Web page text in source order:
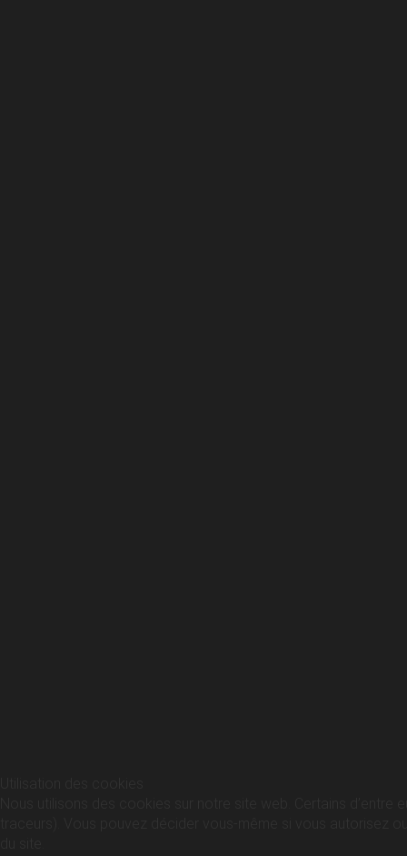
Nous utilisons des cookies sur notre site web. Certains
traceurs). Vous pouvez décider vous-même si vous autorisez